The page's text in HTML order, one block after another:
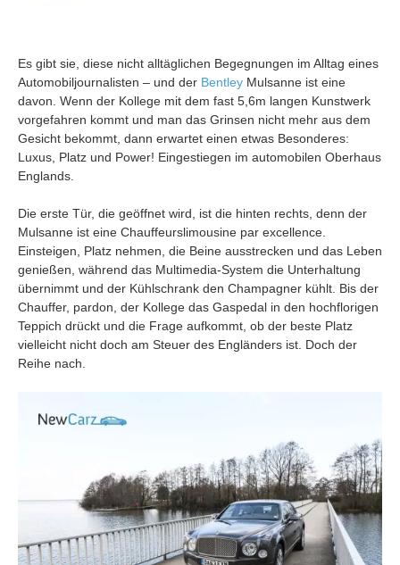
Es gibt sie, diese nicht alltäglichen Begegnungen im Alltag eines
Automobiljournalisten – und der Bentley Mulsanne ist eine
davon. Wenn der Kollege mit dem fast 5,6m langen Kunstwerk
vorgefahren kommt und man das Grinsen nicht mehr aus dem
Gesicht bekommt, dann erwartet einen etwas Besonderes:
Luxus, Platz und Power! Eingestiegen im automobilen Oberhaus
Englands.
Die erste Tür, die geöffnet wird, ist die hinten rechts, denn der
Mulsanne ist eine Chauffeurslimousine par excellence.
Einsteigen, Platz nehmen, die Beine ausstrecken und das Leben
genießen, während das Multimedia-System die Unterhaltung
übernimmt und der Kühlschrank den Champagner kühlt. Bis der
Chauffer, pardon, der Kollege das Gaspedal in den hochflorigen
Teppich drückt und die Frage aufkommt, ob der beste Platz
vielleicht nicht doch am Steuer des Engländers ist. Doch der
Reihe nach.